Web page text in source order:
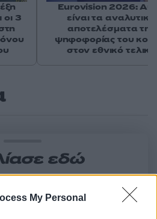
My Personal
εδώ
50 /50
οι 3
Eurovision 2026:
είναι τα αναλυτικά
αποτελέσματα της
ψηφοφορίας του
στον εθνικό τελικό